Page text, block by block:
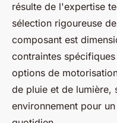
résulte de l'expertise
sélection rigoureuse
composant est
contraintes
options de
de pluie et de lumière,
environnement pour un